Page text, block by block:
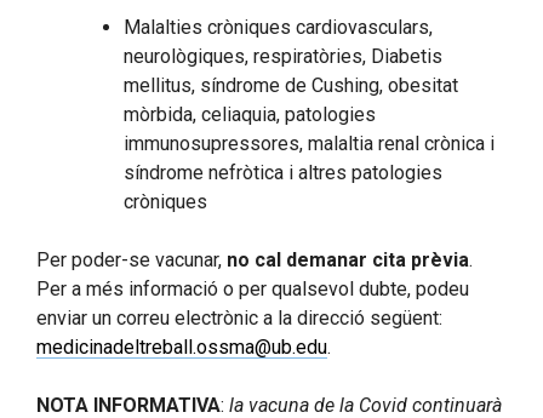
Malalties cròniques cardiovasculars,
neurològiques, respiratòries, Diabetis
mellitus, síndrome de Cushing, obesitat
mòrbida, celiaquia, patologies
immunosupressores, malaltia renal crònica i
síndrome nefròtica i altres patologies
cròniques
Per poder-se vacunar, no cal demanar cita prèvia.
Per a més informació o per qualsevol dubte, podeu
enviar un correu electrònic a la direcció següent:
medicinadeltreball.ossma@ub.edu.
NOTA INFORMATIVA: la vacuna de la Covid continuarà